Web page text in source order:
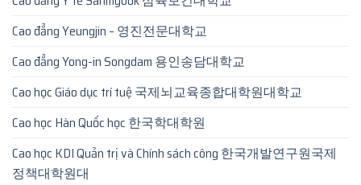
Cao đẳng Yeungjin – 영진전문대학교
Cao đẳng Yong-in Songdam 용인송담대학교
Cao học Giáo dục trí tuệ 국제뇌교육종합대학원대학교
Cao học Hàn Quốc học 한국학대학원
Cao học KDI Quản trị và Chính sách công 한국개발연구원국제
정책대학원대